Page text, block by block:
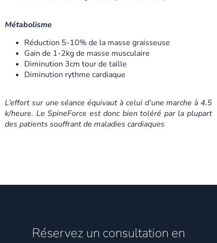
Métabolisme
Réduction 5-10% de la masse graisseuse
Gain de 1-2kg de masse musculaire
Diminution 3cm tour de taille
Diminution rythme cardiaque
L’effort sur une séance équivaut à celui d’une marche à 4.5
k/heure. Le SpineForce est donc bien toléré par la plupart
des patients souffrant de maladies cardiaques
Réservez un consultation en